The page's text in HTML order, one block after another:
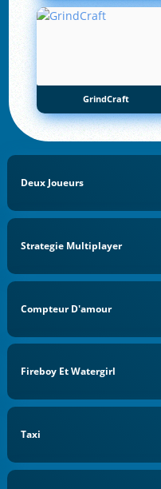
GrindCraft
Deux Joueurs
Strategie Multiplayer
Compteur D'amour
Fireboy Et Watergirl
Taxi